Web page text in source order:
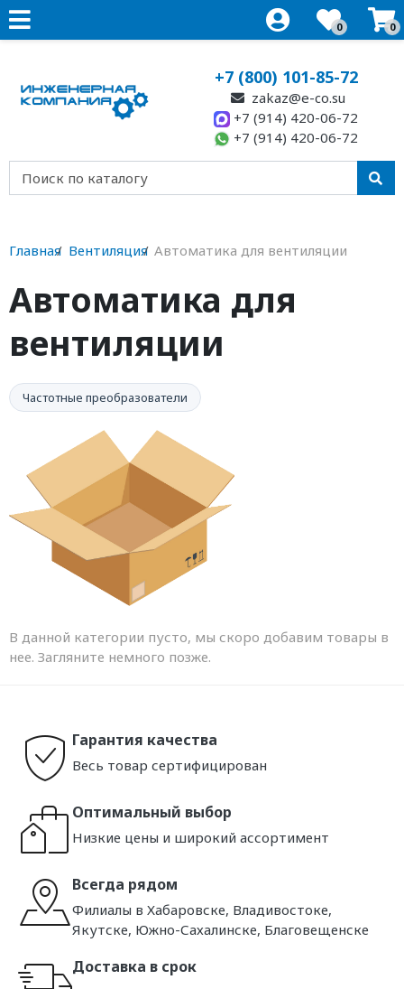
0 0
+7 (800) 101-85-72
zakaz@e-co.su
+7 (914) 420-06-72
+7 (914) 420-06-72
Главная Вентиляция Автоматика для вентиляции
Автоматика для
вентиляции
Частотные преобразователи
В данной категории пусто, мы скоро добавим товары в
нее. Загляните немного позже.
Гарантия качества
Весь товар сертифицирован
Оптимальный выбор
Низкие цены и широкий ассортимент
Всегда рядом
Филиалы в Хабаровске, Владивостоке,
Якутске, Южно-Сахалинске, Благовещенске
Доставка в срок